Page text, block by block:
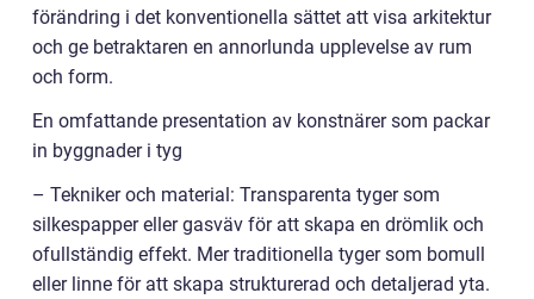
förändring i det konventionella sättet att visa arkitektur
och ge betraktaren en annorlunda upplevelse av rum
och form.
En omfattande presentation av konstnärer som packar
in byggnader i tyg
– Tekniker och material: Transparenta tyger som
silkespapper eller gasväv för att skapa en drömlik och
ofullständig effekt. Mer traditionella tyger som bomull
eller linne för att skapa strukturerad och detaljerad yta.